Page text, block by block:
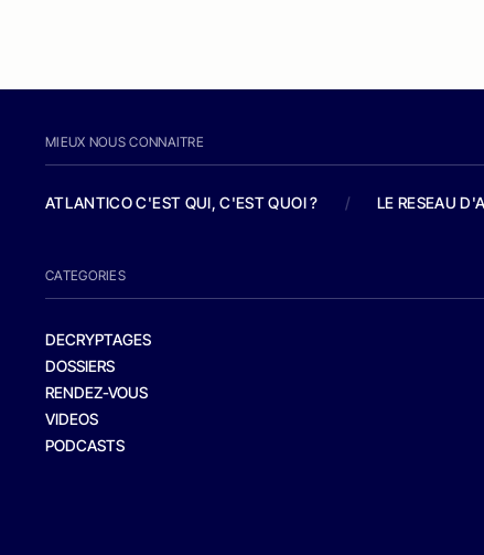
MIEUX NOUS CONNAITRE
ATLANTICO C'EST QUI, C'EST QUOI ? / LE RESEAU
CATEGORIES
DECRYPTAGES
DOSSIERS
RENDEZ-VOUS
VIDEOS
PODCASTS